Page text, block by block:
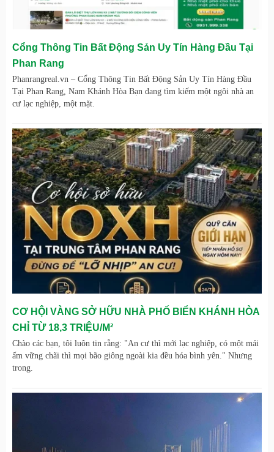
Cổng Thông Tin Bất Động Sản Uy Tín Hàng Đầu Tại
Phan Rang
Phanrangreal.vn – Cổng Thông Tin Bất Động Sản Uy Tín Hàng Đầu
Tại Phan Rang, Nam Khánh Hòa Bạn đang tìm kiếm một ngôi nhà an
cư lạc nghiệp, một mặt.
CƠ HỘI VÀNG SỞ HỮU NHÀ PHỐ BIỂN KHÁNH HÒA
CHỈ TỪ 18,3 TRIỆU/M²
Chào các bạn, tôi luôn tin rằng: "An cư thì mới lạc nghiệp, có một mái
ấm vững chãi thì mọi bão giông ngoài kia đều hóa bình yên." Nhưng
trong.